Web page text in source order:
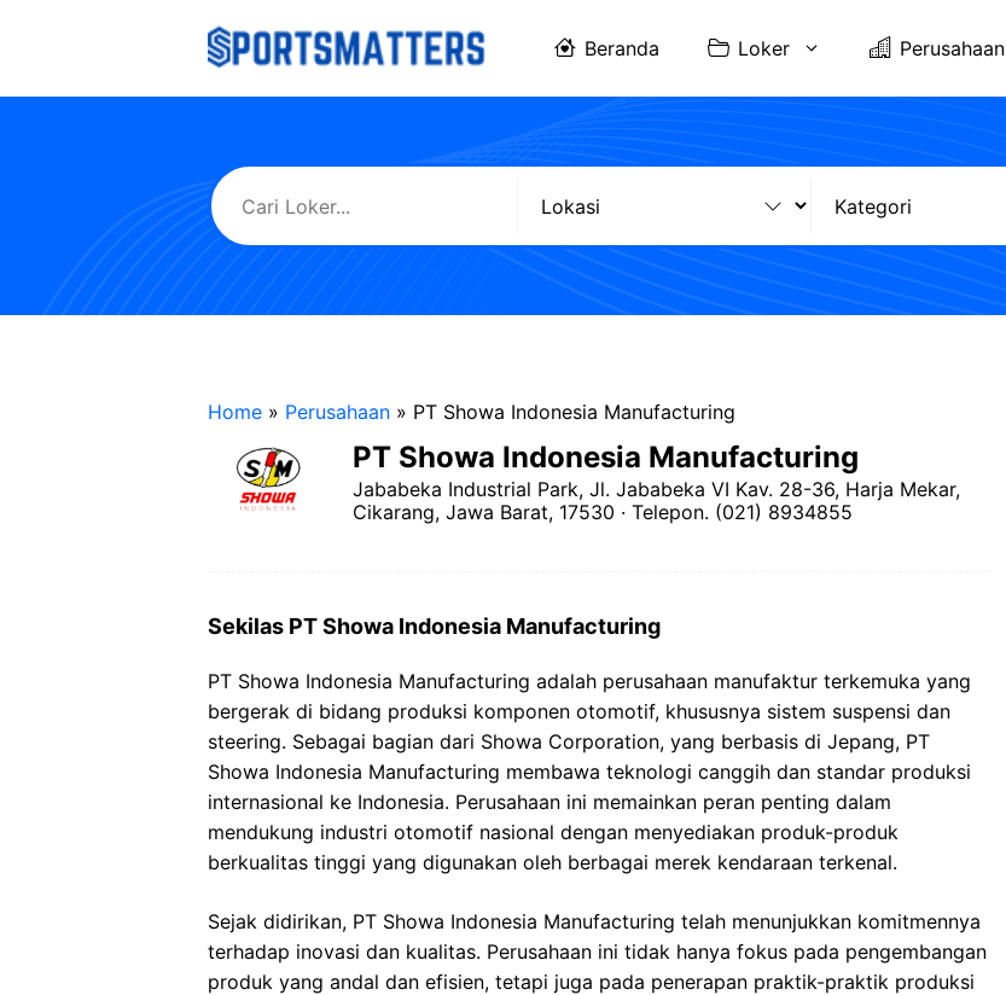
Beranda Loker Perusahaan
Home » Perusahaan » PT Showa Indonesia Manufacturing
PT Showa Indonesia Manufacturing
Jababeka Industrial Park, Jl. Jababeka VI Kav. 28-36, Harja Mekar,
Cikarang, Jawa Barat, 17530 · Telepon. (021) 8934855
Sekilas PT Showa Indonesia Manufacturing
PT Showa Indonesia Manufacturing adalah perusahaan manufaktur terkemuka yang
bergerak di bidang produksi komponen otomotif, khususnya sistem suspensi dan
steering. Sebagai bagian dari Showa Corporation, yang berbasis di Jepang, PT
Showa Indonesia Manufacturing membawa teknologi canggih dan standar produksi
internasional ke Indonesia. Perusahaan ini memainkan peran penting dalam
mendukung industri otomotif nasional dengan menyediakan produk-produk
berkualitas tinggi yang digunakan oleh berbagai merek kendaraan terkenal.
Sejak didirikan, PT Showa Indonesia Manufacturing telah menunjukkan komitmennya
terhadap inovasi dan kualitas. Perusahaan ini tidak hanya fokus pada pengembangan
produk yang andal dan efisien, tetapi juga pada penerapan praktik-praktik produksi